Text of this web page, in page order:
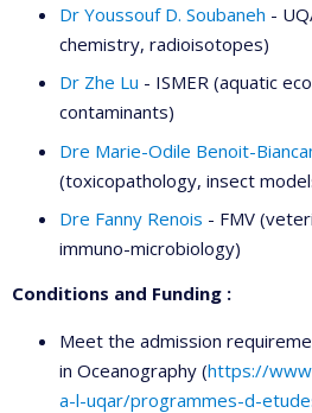
Dr Youssouf D. Soubaneh -
chemistry, radioisotopes)
Dr Zhe Lu - ISMER (aquatic
contaminants)
Dre Marie-Odile Benoit-
(toxicopathology, insect
Dre Fanny Renois - FMV
immuno-microbiology)
Conditions and Funding :
Meet the admission
in Oceanography (https://
a-l-uqar/programmes-d-